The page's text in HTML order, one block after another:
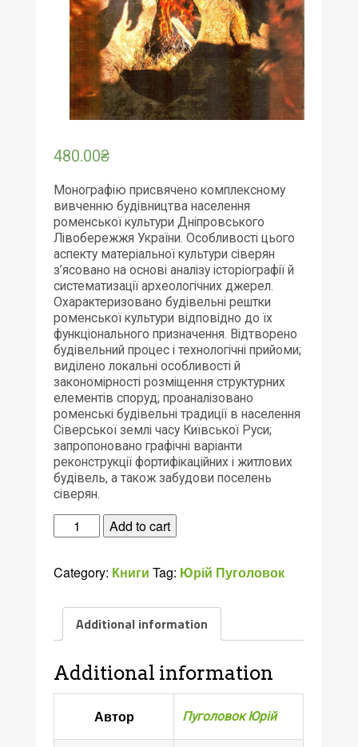
480.00₴
Монографію присвячено комплексному
вивченню будівництва населення
роменської культури Дніпровського
Лівобережжя України. Особливості цього
аспекту матеріальної культури сіверян
з’ясовано на основі аналізу історіографії й
систематизації археологічних джерел.
Охарактеризовано будівельні рештки
роменської культури відповідно до їх
функціонального призначення. Відтворено
будівельний процес і технологічні прийоми;
виділено локальні особливості й
закономірності розміщення структурних
елементів споруд; проаналізовано
роменські будівельні традиції в населення
Сіверської землі часу Київської Руси;
запропоновано графічні варіанти
реконструкції фортифікаційних і житлових
будівель, а також забудови поселень
сіверян.
Пуголовок
Юрій.
справа
сіверян.
Українське
Add to cart
Category: Книги Tag: Юрій Пуголовок
Additional information
Additional information
Автор Пуголовок Юрій